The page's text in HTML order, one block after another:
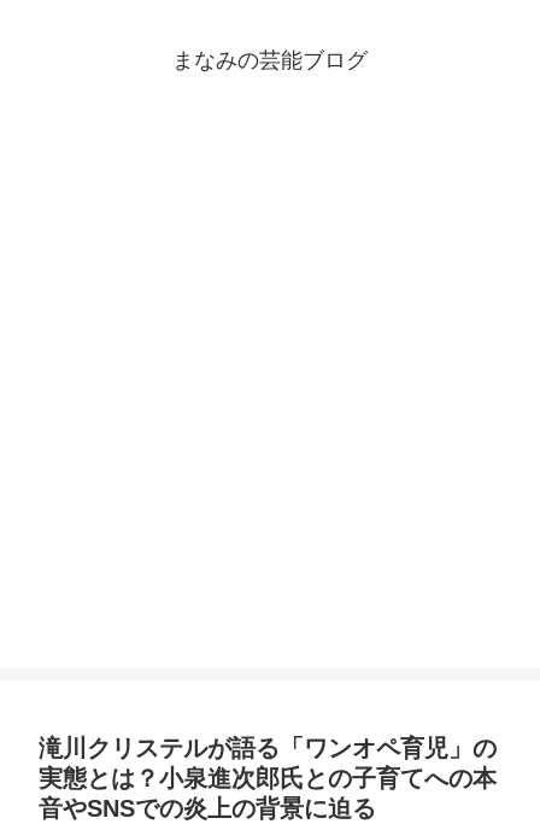
まなみの芸能ブログ
滝川クリステルが語る「ワンオペ育児」の
実態とは？小泉進次郎氏との子育てへの本
音やSNSでの炎上の背景に迫る